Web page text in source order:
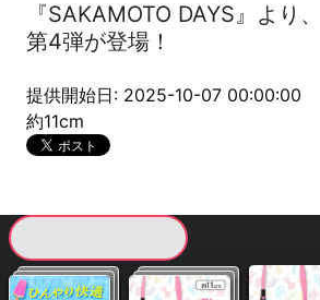
『SAKAMOTO DAYS』より
第4弾が登場！
提供開始日: 2025-10-07 00:00:00
約11cm